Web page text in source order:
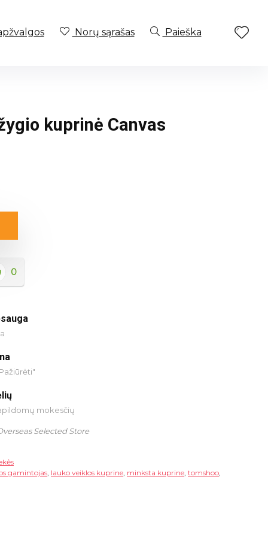
Norų sąrašas Paieška
kuprinė Canvas
0
mokesčių
Selected Store
gamintojas, lauko veiklos kuprine, minksta kuprine, tomshoo,